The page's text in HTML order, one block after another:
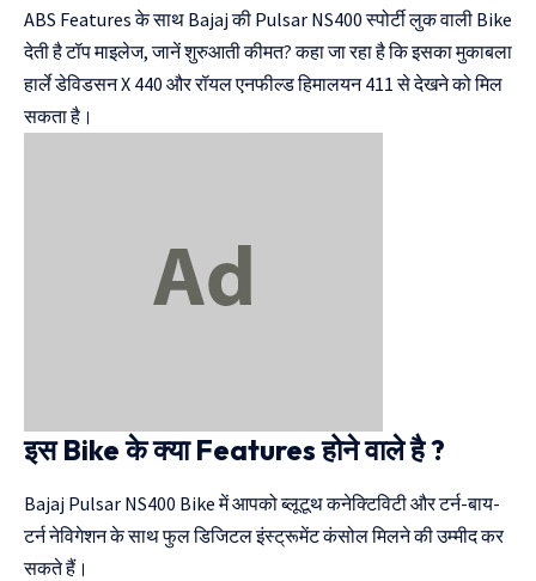
ABS Features के साथ Bajaj की Pulsar NS400 स्पोर्टी लुक वाली Bike
देती है टॉप माइलेज, जानें शुरुआती कीमत? कहा जा रहा है कि इसका मुकाबला
हार्ले डेविडसन X 440 और रॉयल एनफील्ड हिमालयन 411 से देखने को मिल
सकता है।
इस Bike के क्या Features होने वाले है ?
Bajaj Pulsar NS400 Bike में आपको ब्लूटूथ कनेक्टिविटी और टर्न-बाय-
टर्न नेविगेशन के साथ फुल डिजिटल इंस्ट्रूमेंट कंसोल मिलने की उम्मीद कर
सकते हैं।